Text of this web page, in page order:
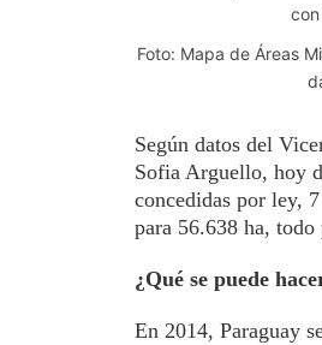
Foto: Mapa de Áreas
Según datos del
Sofia Arguello, hoy
concedidas por ley,
para 56.638 ha,
¿Qué se puede
En 2014, Paraguay